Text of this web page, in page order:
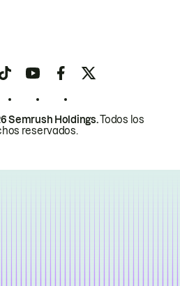
Semrush Holdings.Todos los
reservados.